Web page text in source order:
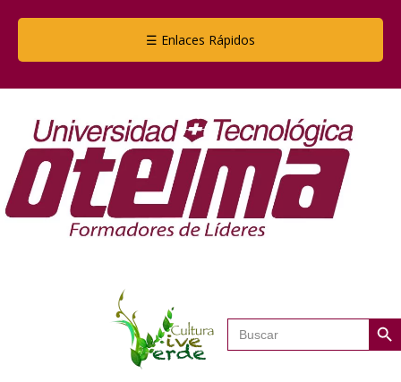
☰ Enlaces Rápidos
Buscar: Botón